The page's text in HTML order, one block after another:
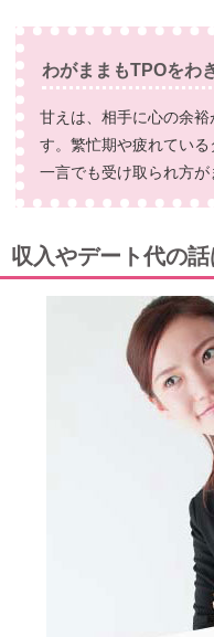
わがままもTPOをわ
甘えは、相手に心の余
す。繁忙期や疲れてい
一言でも受け取られ方が
収入やデート代の